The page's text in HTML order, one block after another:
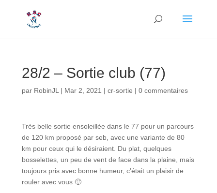
28/2 – Sortie club (77)
par RobinJL | Mar 2, 2021 | cr-sortie | 0 commentaires
Très belle sortie ensoleillée dans le 77 pour un parcours
de 120 km proposé par seb, avec une variante de 80
km pour ceux qui le désiraient. Du plat, quelques
bosselettes, un peu de vent de face dans la plaine, mais
toujours pris avec bonne humeur, c’était un plaisir de
rouler avec vous 🙂